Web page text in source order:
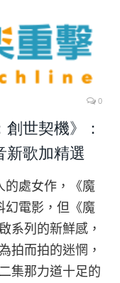
0
世契機》：
新歌加精選
的處女作，《魔
幻電影，但《魔
系列的新鮮感，
拍而拍的迷惘，
集那力道十足的